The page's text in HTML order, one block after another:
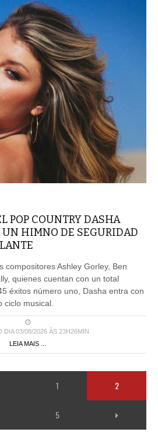
POP COUNTRY DASHA
UN HIMNO DE SEGURIDAD
compositores Ashley Gorley, Ben
quienes cuentan con un total
éxitos número uno, Dasha entra con
ciclo musical.
DIA 03/08/2026 ÀS 23H26MIN
LEIA MAIS ...
1 2
5